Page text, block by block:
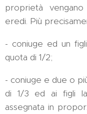
proprietà
eredi. Più
- coniuge ed un
quota di 1/2;
- coniuge e due o
di 1/3 ed ai figli
assegnata in